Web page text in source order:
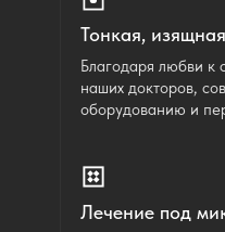
Тонкая,
Благодаря любви к
наших докторов,
оборудованию и
Лечение под